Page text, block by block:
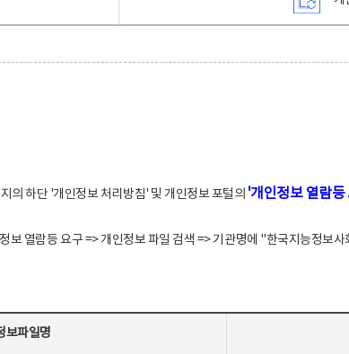
의 하단 '개인정보 처리방침' 및 개인정보 포털의 '개인정보 열람등
열람등 요구 => 개인정보 파일 검색 => 기관명에 "한국지능정보사
보파일명